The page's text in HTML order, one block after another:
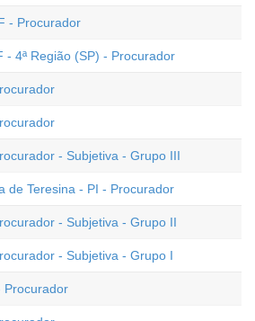
- Procurador
- 4ª Região (SP) - Procurador
- Subjetiva - Grupo III
de Teresina - PI - Procurador
- Subjetiva - Grupo II
- Subjetiva - Grupo I
Procurador